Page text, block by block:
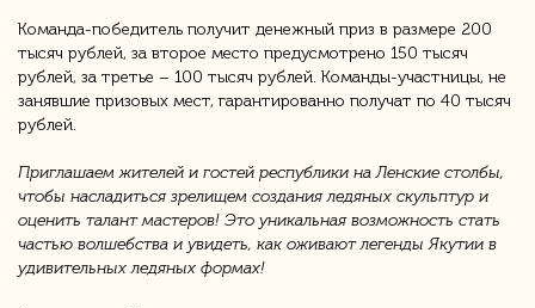
Команда-победитель получит денежный приз в размере 200
тысяч рублей, за второе место предусмотрено 150 тысяч
рублей, за третье – 100 тысяч рублей. Команды-участницы, не
занявшие призовых мест, гарантированно получат по 40 тысяч
рублей.
Приглашаем жителей и гостей республики на Ленские столбы,
чтобы насладиться зрелищем создания ледяных скульптур и
оценить талант мастеров! Это уникальная возможность стать
частью волшебства и увидеть, как оживают легенды Якутии в
удивительных ледяных формах!